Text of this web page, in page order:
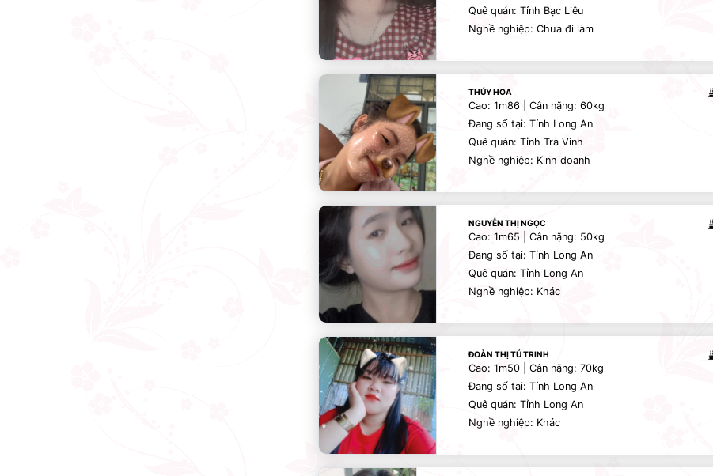
Quê quán: Tỉnh Bạc Liêu
Nghề nghiệp: Chưa đi làm
THÚY HOA
Cao: 1m86 | Cân nặng: 60kg
Đang số tại: Tỉnh Long An
Quê quán: Tỉnh Trà Vinh
Nghề nghiệp: Kinh doanh
NGUYỄN THỊ NGỌC
Cao: 1m65 | Cân nặng: 50kg
Đang số tại: Tỉnh Long An
Quê quán: Tỉnh Long An
Nghề nghiệp: Khác
ĐOÀN THỊ TÚ TRINH
Cao: 1m50 | Cân nặng: 70kg
Đang số tại: Tỉnh Long An
Quê quán: Tỉnh Long An
Nghề nghiệp: Khác